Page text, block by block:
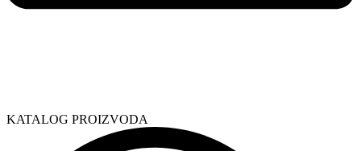
KATALOG PROIZVODA